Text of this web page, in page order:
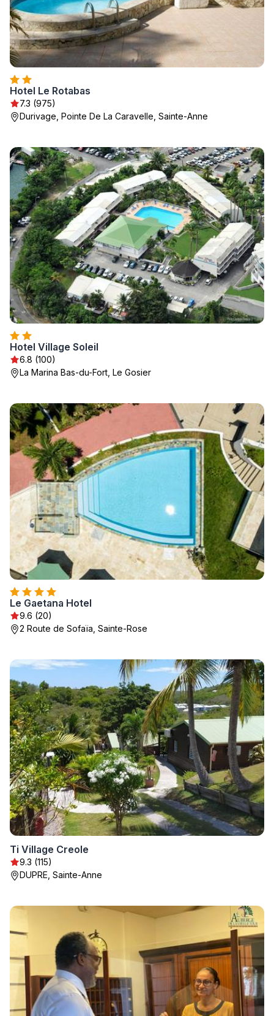
Hotel Le Rotabas
7.3 (975)
Durivage, Pointe De La Caravelle, Sainte-Anne
Hotel Village Soleil
6.8 (100)
La Marina Bas-du-Fort, Le Gosier
Le Gaetana Hotel
9.6 (20)
2 Route de Sofaïa, Sainte-Rose
Ti Village Creole
9.3 (115)
DUPRE, Sainte-Anne